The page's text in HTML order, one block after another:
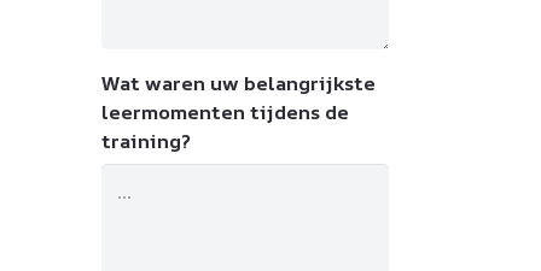
Wat waren uw belangrijkste
leermomenten tijdens de
training?